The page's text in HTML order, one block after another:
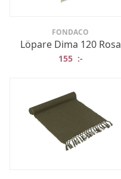
FONDACO
Löpare Dima 120 Rosa
155 :-